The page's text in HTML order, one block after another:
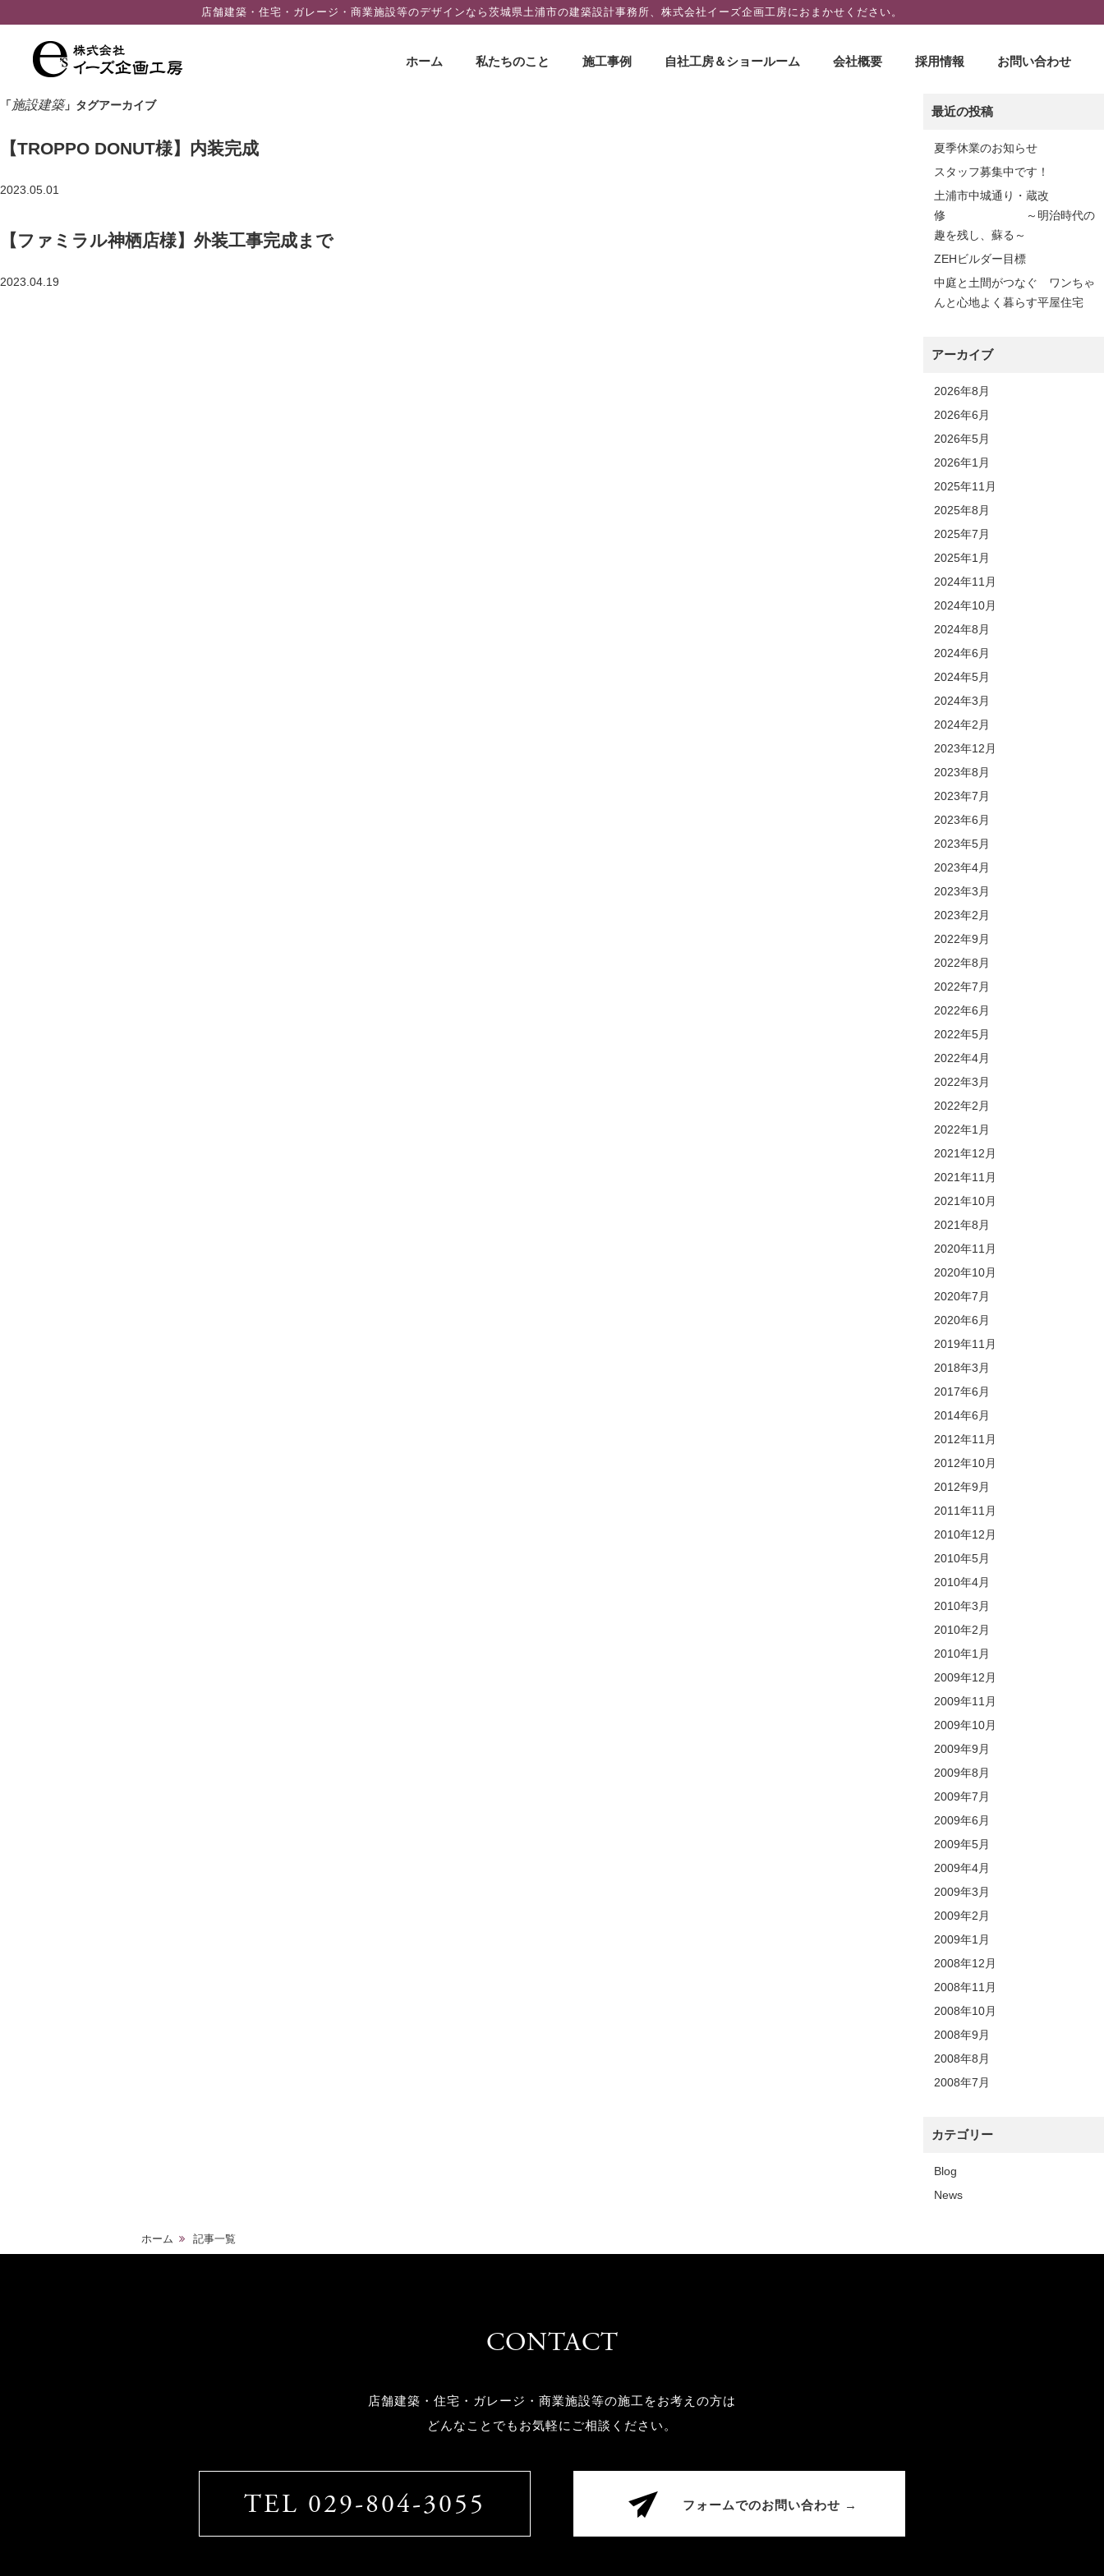
店舗建築・住宅・ガレージ・商業施設等のデザインなら茨城県土浦市の建築設計事務所、株式会社イーズ企画工房におまかせください。
コ
ホーム 私たちのこと 施工事例 自社工房＆ショールーム 会社概要 採用情報 お問い合わせ
「施設建築」タグアーカイブ
【TROPPO DONUT様】内装完成
2023.05.01
【ファミラル神栖店様】外装工事完成まで
2023.04.19
最近の投稿
夏季休業のお知らせ
スタッフ募集中です！
土浦市中城通り・蔵改
修 ～明治時代の
趣を残し、蘇る～
ZEHビルダー目標
中庭と土間がつなぐ ワンちゃ
んと心地よく暮らす平屋住宅
アーカイブ
2026年8月
2026年6月
2026年5月
2026年1月
2025年11月
2025年8月
2025年7月
2025年1月
2024年11月
2024年10月
2024年8月
2024年6月
2024年5月
2024年3月
2024年2月
2023年12月
2023年8月
2023年7月
2023年6月
2023年5月
2023年4月
2023年3月
2023年2月
2022年9月
2022年8月
2022年7月
2022年6月
2022年5月
2022年4月
2022年3月
2022年2月
2022年1月
2021年12月
2021年11月
2021年10月
2021年8月
2020年11月
2020年10月
2020年7月
2020年6月
2019年11月
2018年3月
2017年6月
2014年6月
2012年11月
2012年10月
2012年9月
2011年11月
2010年12月
2010年5月
2010年4月
2010年3月
2010年2月
2010年1月
2009年12月
2009年11月
2009年10月
2009年9月
2009年8月
2009年7月
2009年6月
2009年5月
2009年4月
2009年3月
2009年2月
2009年1月
2008年12月
2008年11月
2008年10月
2008年9月
2008年8月
2008年7月
カテゴリー
Blog
News
ホーム 記事一覧
CONTACT
店舗建築・住宅・ガレージ・商業施設等の施工をお考えの方は
どんなことでもお気軽にご相談ください。
TEL 029-804-3055 フォームでのお問い合わせ →